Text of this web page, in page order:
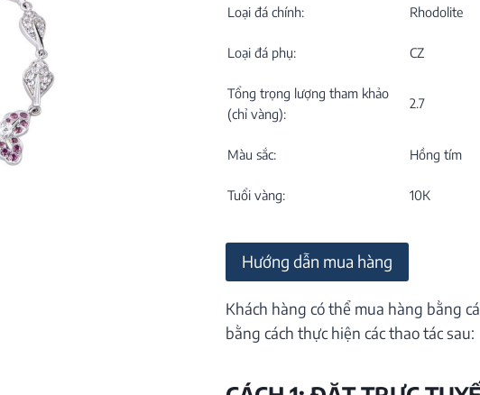
NEW Loại đá chính: Rhodolite
Loại đá phụ: CZ
Tổng trọng lượng tham khảo
(chỉ vàng):
2.7
Màu sắc: Hồng tím
Tuổi vàng: 10K
Hướng dẫn mua hàng
Khách hàng có thể mua hàng bằng
bằng cách thực hiện các thao tác sau: